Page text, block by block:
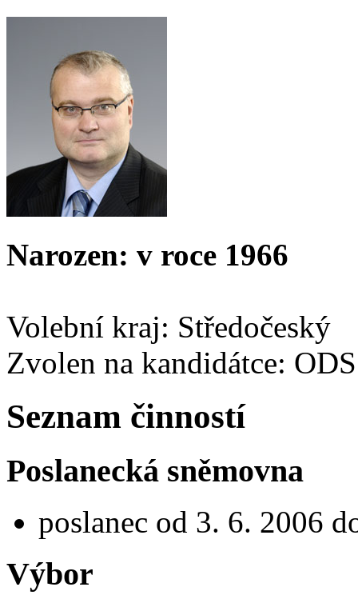
Narozen: v roce 1966
Volební kraj: Středočeský
Zvolen na kandidátce: ODS
Seznam činností
Poslanecká sněmovna
poslanec od 3. 6. 2006
Výbor